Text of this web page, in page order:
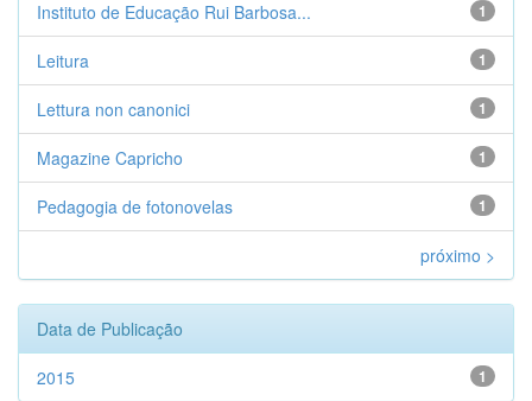
1
Instituto de Educação Rui Barbosa...
1
Leitura
1
Lettura non canonici
1
Magazine Capricho
1
Pedagogia de fotonovelas
próximo >
Data de Publicação
1
2015